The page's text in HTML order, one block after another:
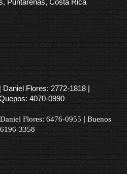
Puntarenas, Costa Rica
Flores: 2772-1818 |
4070-0990
Daniel Flores: 6476-0955 |Buenos
3358